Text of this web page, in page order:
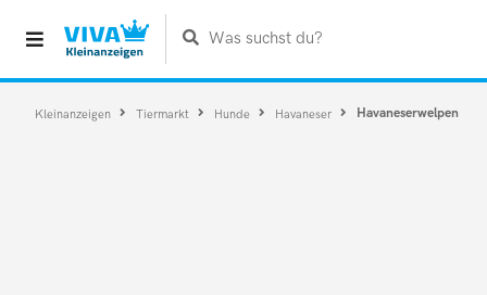
Was suchst du?
Kleinanzeigen Tiermarkt Hunde Havaneser Havaneserwelpen